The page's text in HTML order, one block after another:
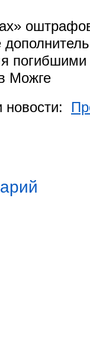
погибшими
Можге
новости: